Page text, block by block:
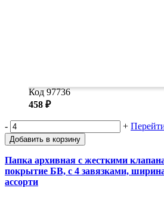
Код 97736
458 ₽
- +
Добавить в корзину
Папка архивная с жесткими
покрытие БВ, с 4 завязками,
ассорти